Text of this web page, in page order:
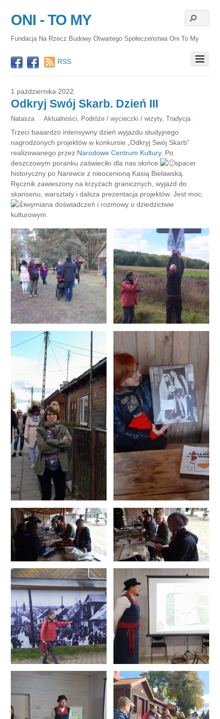
ONI - TO MY
Fundacja Na Rzecz Budowy Otwartego Społeczeństwa Oni To My
RSS
1 października 2022
Odkryj Swój Skarb. Dzień III
Natasza Aktualności Podróże / wycieczki / wizyty, Tradycja
Trzeci baaardzo intensywny dzień wyjazdu studyjnego
nagrodzonych projektów w konkursie „Odkryj Swój Skarb”
realizowanego przez Narodowe Centrum Kultury. Po
deszczowym poranku zaświeciło dla nas słońce
spacer
historyczny po Narewce z nieocenioną Kasią Bielawską.
Ręcznik zawieszony na krzyżach granicznych, wyjazd do
skansenu, warsztaty i dalsza prezentacja projektów. Jest moc,
wymiana doświadczeń i rozmowy o dziedzictwie
kulturowym.